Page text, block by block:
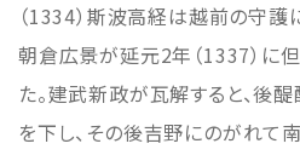
（1334）斯波高経は越前の守護
朝倉広景が延元2年（1337）に
た。建武新政が瓦解すると、後
を下し、その後吉野にのがれて